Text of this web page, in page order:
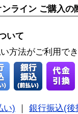
ライン ご購入の
いて
方法がご利用で
い)
銀行振込(後